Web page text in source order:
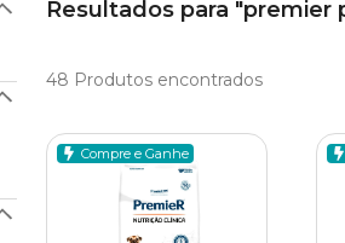
Resultados para "premier
48 Produtos encontrados
Compre e Ganhe